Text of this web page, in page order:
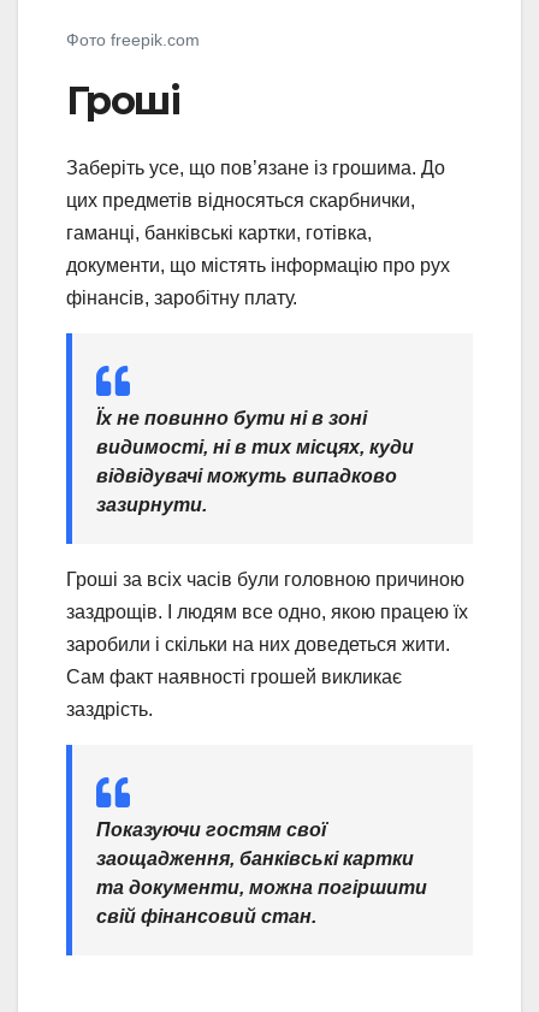
Фото freepik.com
Гроші
Заберіть усе, що пов’язане із грошима. До
цих предметів відносяться скарбнички,
гаманці, банківські картки, готівка,
документи, що містять інформацію про рух
фінансів, заробітну плату.
Їх не повинно бути ні в зоні
видимості, ні в тих місцях, куди
відвідувачі можуть випадково
зазирнути.
Гроші за всіх часів були головною причиною
заздрощів. І людям все одно, якою працею їх
заробили і скільки на них доведеться жити.
Сам факт наявності грошей викликає
заздрість.
Показуючи гостям свої
заощадження, банківські картки
та документи, можна погіршити
свій фінансовий стан.